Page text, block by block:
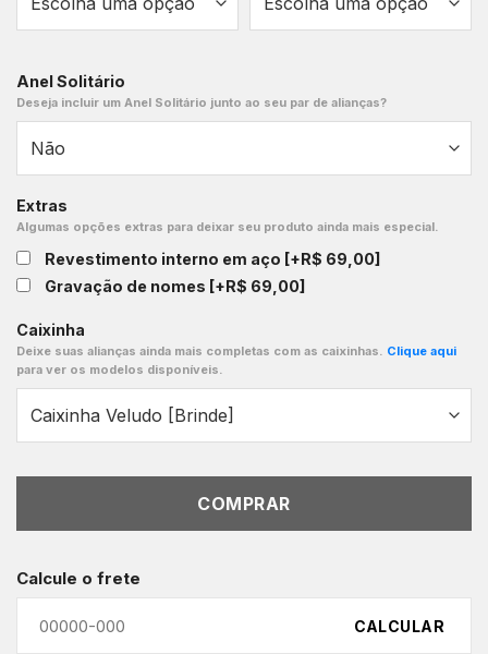
Anel Solitário
Deseja incluir um Anel Solitário junto ao seu par de alianças?
Extras
Algumas opções extras para deixar seu produto ainda mais especial.
Revestimento interno em aço [+R$ 69,00]
Gravação de nomes [+R$ 69,00]
Caixinha
Deixe suas alianças ainda mais completas com as caixinhas. Clique aqui
para ver os modelos disponíveis.
COMPRAR
Calcule o frete
CALCULAR